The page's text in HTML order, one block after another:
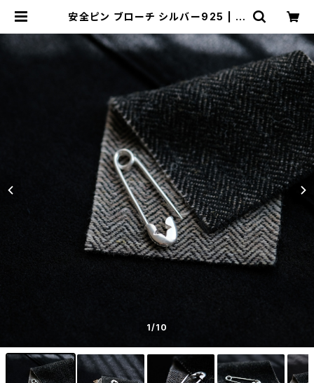
安全ピン ブローチ シルバー925 | ク
レディース メンズ アクセサリー ネッ
クレス ピアス 指輪 ギフト
1/10